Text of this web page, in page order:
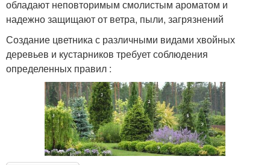
обладают неповторимым смолистым ароматом и
надежно защищают от ветра, пыли, загрязнений
Создание цветника с различными видами хвойных
деревьев и кустарников требует соблюдения
определенных правил :